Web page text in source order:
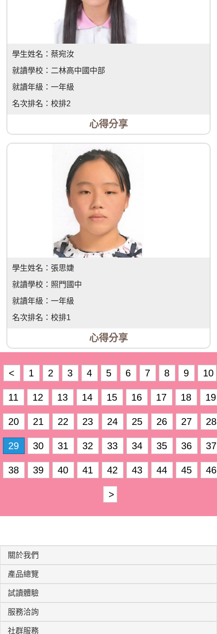
學生姓名： 蔡宛汝
就讀學校： 二林高中國中部
就讀年級： 一年級
名次排名： 校排2
心得分享
學生姓名： 張思婕
就讀學校： 照門國中
就讀年級： 一年級
名次排名： 校排1
心得分享
< 1 2 3 4 5 6 7 8 9 10
11 12 13 14 15 16 17 18 19
20 21 22 23 24 25 26 27 28
29 30 31 32 33 34 35 36 37
38 39 40 41 42 43 44 45 46
>
關於我們
產品總覽
試讀體驗
服務洽詢
社群服務